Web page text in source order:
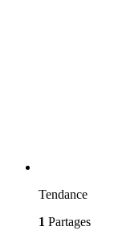
Tendance
1 Partages